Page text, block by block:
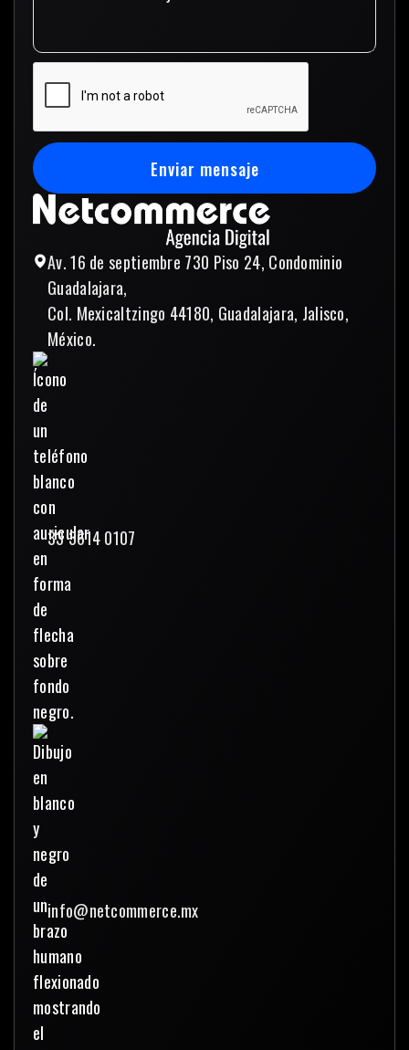
Av. 16 de septiembre 730 Piso 24, Condominio
Guadalajara,
Col. Mexicaltzingo 44180, Guadalajara, Jalisco,
México.
33 3614 0107
info@netcommerce.mx
Enviar mensaje
Enviar mensaje